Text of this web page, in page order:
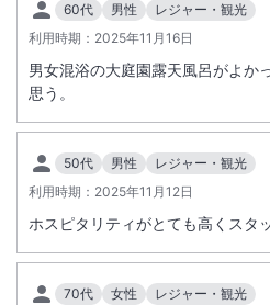
混浴露天風呂の女性のご利用は、専用
たままご入浴いただきます。
禁煙室対応は事前にご連絡ください。
臭となります。
昭和天皇が御臨泊された「御座所」の
●入館料：５００円（１５：３０～２１
※入場券はフロントでお求めください。
※宿泊者限定とさせていただきます。
60代 男性
レジャー・観光
利用時期： 2025年11月16日
男女混浴の大庭園露天風呂がよか
思う。
50代 男性
レジャー・観光
利用時期： 2025年11月12日
ホスピタリティがとても高くスタ
70代 女性
レジャー・観光